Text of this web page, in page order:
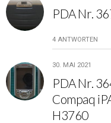
PDA Nr.
4 ANTWORTEN
30. MAI 2021
PDA Nr.
Compaq
H3760